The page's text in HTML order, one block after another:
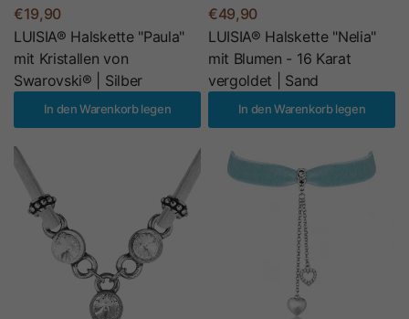
€19,90
LUISIA® Halskette "Paula"
mit Kristallen von
Swarovski® | Silber
In den Warenkorb legen
€49,90
LUISIA® Halskette "Nelia"
mit Blumen - 16 Karat
vergoldet | Sand
In den Warenkorb legen